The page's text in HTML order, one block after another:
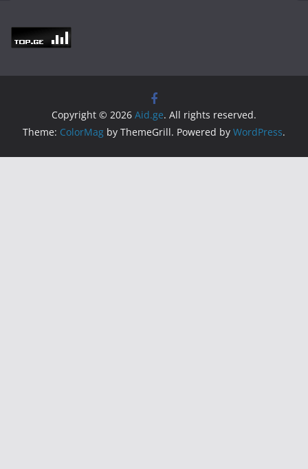
Copyright © 2026 Aid.ge. All rights reserved.
Theme: ColorMag by ThemeGrill. Powered by WordPress.